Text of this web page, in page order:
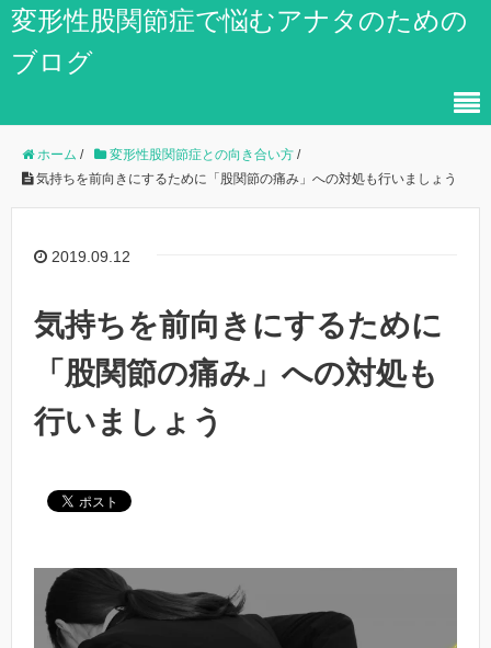
変形性股関節症で悩むアナタのための
ブログ
ホーム / 変形性股関節症との向き合い方 /
気持ちを前向きにするために「股関節の痛み」への対処も行いましょう
2019.09.12
気持ちを前向きにするために
「股関節の痛み」への対処も
行いましょう